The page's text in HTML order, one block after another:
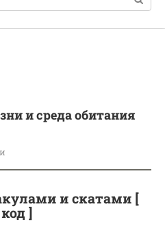
и среда обитания
и скатами [
]